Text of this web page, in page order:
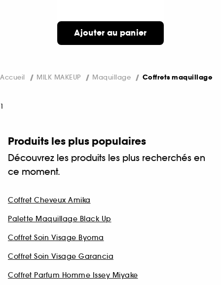
Ajouter au panier
Accueil MILK MAKEUP Maquillage Coffrets maquillage
1
Produits les plus populaires
Découvrez les produits les plus recherchés en
ce moment.
Coffret Cheveux Amika
Palette Maquillage Black Up
Coffret Soin Visage Byoma
Coffret Soin Visage Garancia
Coffret Parfum Homme Issey Miyake